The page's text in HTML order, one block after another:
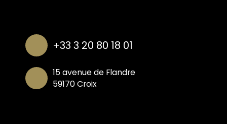
+33 3 20 80 18 01
15 avenue de Flandre
59170 Croix